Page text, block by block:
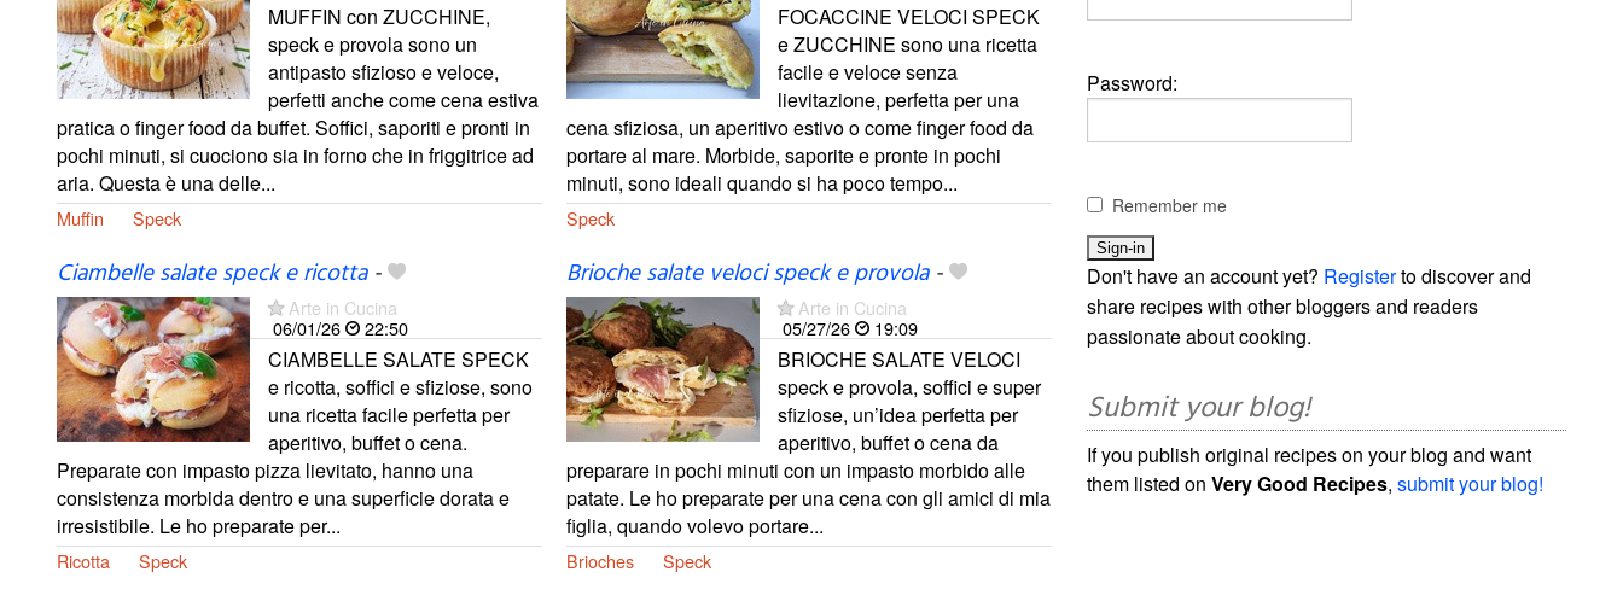
MUFFIN con ZUCCHINE,
speck e provola sono un
antipasto sfizioso e veloce,
perfetti anche come cena estiva
pratica o finger food da buffet. Soffici, saporiti e pronti in
pochi minuti, si cuociono sia in forno che in friggitrice ad
aria. Questa è una delle...
Muffin Speck
FOCACCINE VELOCI SPECK
e ZUCCHINE sono una ricetta
facile e veloce senza
lievitazione, perfetta per una
cena sfiziosa, un aperitivo estivo o come finger food da
portare al mare. Morbide, saporite e pronte in pochi
minuti, sono ideali quando si ha poco tempo...
Speck
Ciambelle salate speck e ricotta-
Arte in Cucina
06/01/26
22:50
CIAMBELLE SALATE SPECK
e ricotta, soffici e sfiziose, sono
una ricetta facile perfetta per
aperitivo, buffet o cena.
Preparate con impasto pizza lievitato, hanno una
consistenza morbida dentro e una superficie dorata e
irresistibile. Le ho preparate per...
Ricotta Speck
Brioche salate veloci speck e provola-
Arte in Cucina
05/27/26
19:09
BRIOCHE SALATE VELOCI
speck e provola, soffici e super
sfiziose, un’idea perfetta per
aperitivo, buffet o cena da
preparare in pochi minuti con un impasto morbido alle
patate. Le ho preparate per una cena con gli amici di mia
figlia, quando volevo portare...
Brioches Speck
Password:
Remember me
Don't have an account yet? Registerto discover and
share recipes with other bloggers and readers
passionate about cooking.
Submit your blog!
If you publish original recipes on your blog and want
them listed onVery Good Recipes,submit your blog!